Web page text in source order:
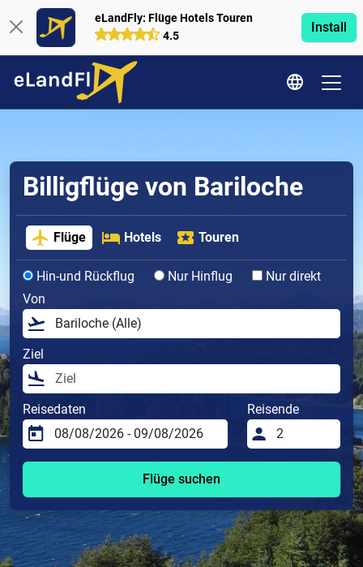
eLandFly: Flüge Hotels Touren
4.5
Install
Billigflüge von Bariloche
Flüge Hotels Touren
Hin-und Rückflug Nur Hinflug
Nur direkt
Von
Ziel
Reisedaten Reisende
Flüge suchen